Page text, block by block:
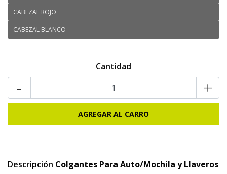
CABEZAL ROJO
CABEZAL BLANCO
Cantidad
- +
Descripción Colgantes Para Auto/Mochila y Llaveros